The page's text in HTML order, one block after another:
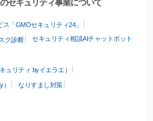
セキュリティ事業について
「GMOセキュリティ24」
ク診断 セキュリティ相談AIチャットボット
ュリティ byイエラエ）
なりすまし対策